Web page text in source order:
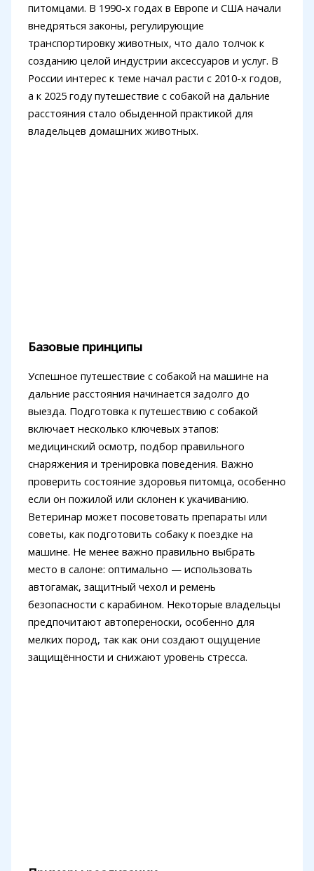
питомцами. В 1990-х годах в Европе и США начали
внедряться законы, регулирующие
транспортировку животных, что дало толчок к
созданию целой индустрии аксессуаров и услуг. В
России интерес к теме начал расти с 2010-х годов,
а к 2025 году путешествие с собакой на дальние
расстояния стало обыденной практикой для
владельцев домашних животных.
Базовые принципы
Успешное путешествие с собакой на машине на
дальние расстояния начинается задолго до
выезда. Подготовка к путешествию с собакой
включает несколько ключевых этапов:
медицинский осмотр, подбор правильного
снаряжения и тренировка поведения. Важно
проверить состояние здоровья питомца, особенно
если он пожилой или склонен к укачиванию.
Ветеринар может посоветовать препараты или
советы, как подготовить собаку к поездке на
машине. Не менее важно правильно выбрать
место в салоне: оптимально — использовать
автогамак, защитный чехол и ремень
безопасности с карабином. Некоторые владельцы
предпочитают автопереноски, особенно для
мелких пород, так как они создают ощущение
защищённости и снижают уровень стресса.